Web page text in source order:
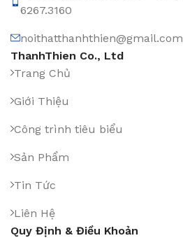
6267.3160
noithatthanhthien@gmail.com
ThanhThien Co., Ltd
Trang Chủ
Giới Thiệu
Công trình tiêu biểu
Sản Phẩm
Tin Tức
Liên Hệ
Quy Định & Điều Khoản